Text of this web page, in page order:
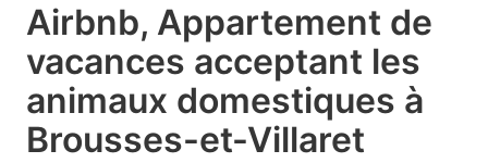
Airbnb, Appartement de
vacances acceptant les
animaux domestiques à
Brousses-et-Villaret